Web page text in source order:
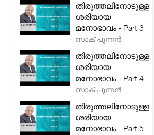
തിരുത്തലിനോടുള്ള
ശരിയായ
മനോഭാവം - Part 3
സാക് പുന്നൻ
തിരുത്തലിനോടുള്ള
ശരിയായ
മനോഭാവം - Part 4
സാക് പുന്നൻ
തിരുത്തലിനോടുള്ള
ശരിയായ
മനോഭാവം - Part 5